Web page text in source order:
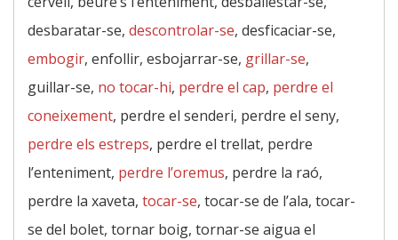
desbaratar-se, descontrolar-se, desficaciar-se,
embogir, enfollir, esbojarrar-se, grillar-se,
guillar-se, no tocar-hi, perdre el cap, perdre el
coneixement, perdre el senderi, perdre el seny,
perdre els estreps, perdre el trellat, perdre
l’enteniment, perdre l’oremus, perdre la raó,
perdre la xaveta, tocar-se, tocar-se de l’ala, tocar-
se del bolet, tornar boig, tornar-se aigua el